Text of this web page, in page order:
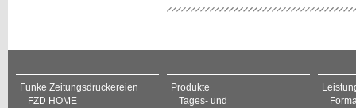
Funke Zeitungsdruckereien
FZD HOME
Produkte
Tages- und